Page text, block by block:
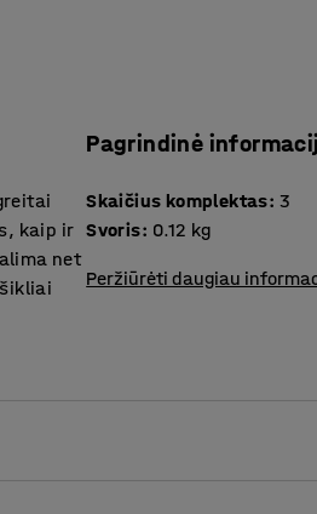
kaip ir
net
Pagrindinė
Skaičius komplektas: 3
Svoris: 0.12 kg
Peržiūrėti daugiau